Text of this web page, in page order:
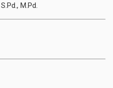
M.Pd.